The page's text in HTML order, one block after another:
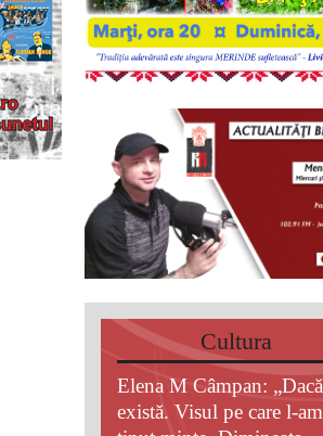
Cultura
Elena M Câmpan: „Dacă
există. Visul pe care l-am